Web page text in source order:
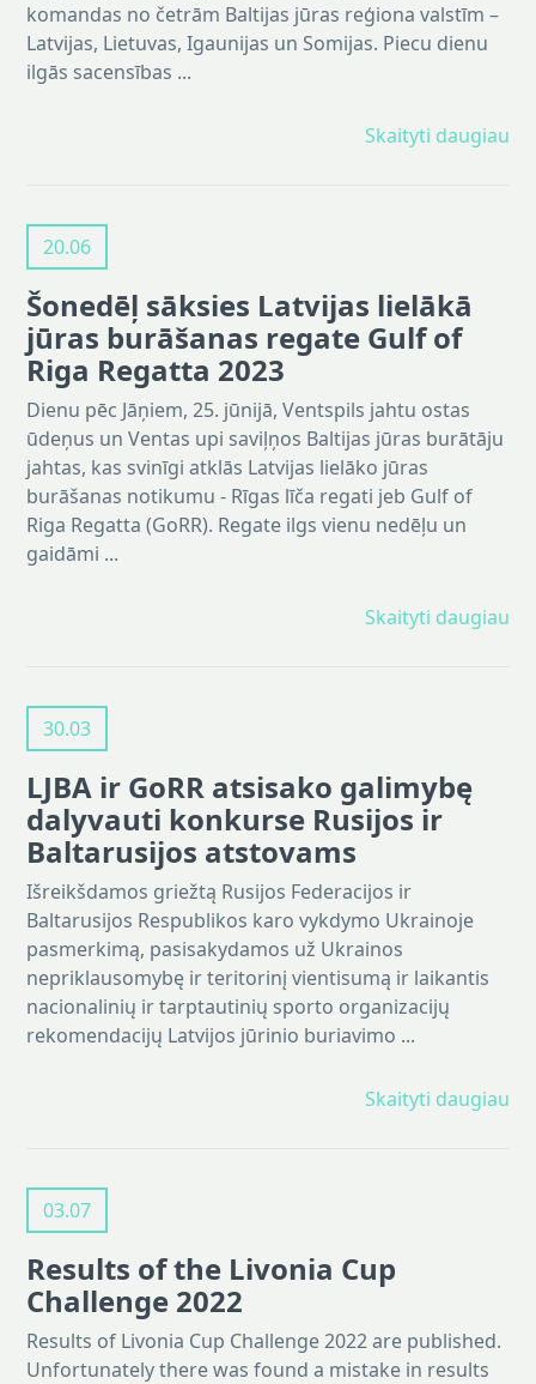
komandas no četrām Baltijas jūras reģiona valstīm –
Latvijas, Lietuvas, Igaunijas un Somijas. Piecu dienu
ilgās sacensības ...
Skaityti daugiau
20.06
Šonedēļ sāksies Latvijas lielākā
jūras burāšanas regate Gulf of
Riga Regatta 2023
Dienu pēc Jāņiem, 25. jūnijā, Ventspils jahtu ostas
ūdeņus un Ventas upi saviļņos Baltijas jūras burātāju
jahtas, kas svinīgi atklās Latvijas lielāko jūras
burāšanas notikumu - Rīgas līča regati jeb Gulf of
Riga Regatta (GoRR). Regate ilgs vienu nedēļu un
gaidāmi ...
Skaityti daugiau
30.03
LJBA ir GoRR atsisako galimybę
dalyvauti konkurse Rusijos ir
Baltarusijos atstovams
Išreikšdamos griežtą Rusijos Federacijos ir
Baltarusijos Respublikos karo vykdymo Ukrainoje
pasmerkimą, pasisakydamos už Ukrainos
nepriklausomybę ir teritorinį vientisumą ir laikantis
nacionalinių ir tarptautinių sporto organizacijų
rekomendacijų Latvijos jūrinio buriavimo ...
Skaityti daugiau
03.07
Results of the Livonia Cup
Challenge 2022
Results of Livonia Cup Challenge 2022 are published.
Unfortunately there was found a mistake in results